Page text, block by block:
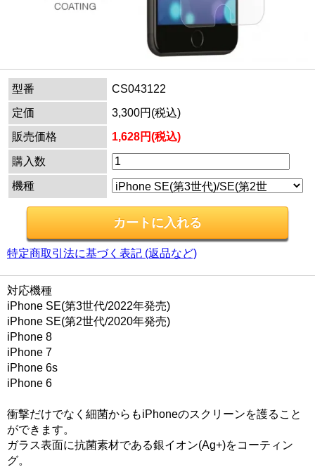
型番
CS043122
定価
3,300円(税込)
販売価格
1,628円(税込)
購入数
機種
特定商取引法に基づく表記 (返品など)
対応機種
iPhone SE(第3世代/2022年発売)
iPhone SE(第2世代/2020年発売)
iPhone 8
iPhone 7
iPhone 6s
iPhone 6
衝撃だけでなく細菌からもiPhoneのスクリーンを護ること
ができます。
ガラス表面に抗菌素材である銀イオン(Ag+)をコーティン
グ。